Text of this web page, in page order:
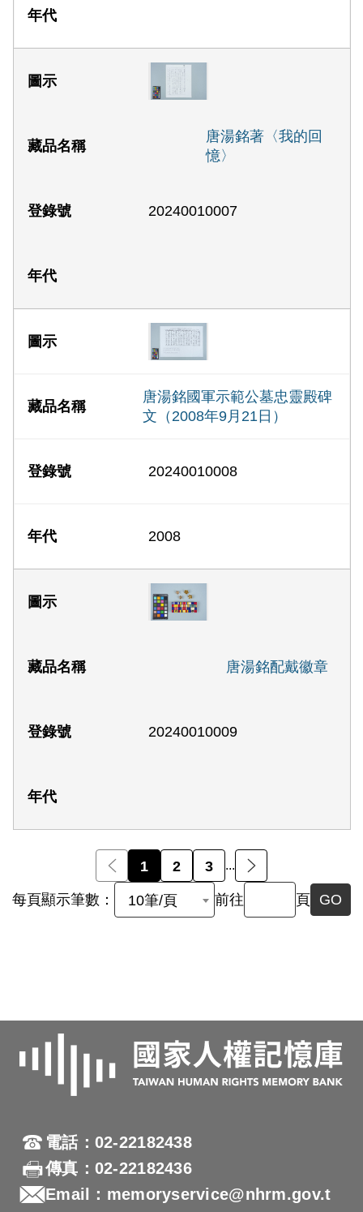
唐湯銘著〈我的回
憶〉
20240010007
唐湯銘國軍示範公墓忠靈殿碑
文（2008年9月21日）
20240010008
2008
唐湯銘配戴徽章
20240010009
前一頁
1 2 3 ...
每頁顯示筆數： 10筆/頁 前往 頁 GO
電話：02-22182438
傳真：02-22182436
Email：memoryservice@nhrm.gov.t